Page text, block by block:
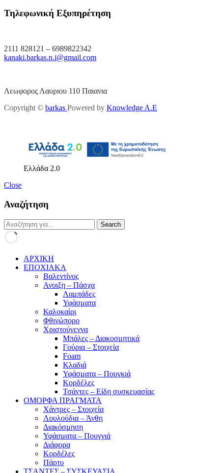
Τηλεφωνική Εξυπηρέτηση
2111 828121 – 6989822342
kanaki.barkas.n.i@gmail.com
Λεωφορος Λαυριου 110 Παιανια
Copyright © barkas Powered by Knowledge A.E
Ελλάδα 2.0
Close
Αναζήτηση
ΑΡΧΙΚΗ
ΕΠΟΧΙΑΚΑ
Βαλεντίνος
Ανοιξη – Πάσχα
Λαμπάδες
Υφάσματα
Καλοκαίρι
Φθινώπορο
Χριστούγεννα
Μπάλες – Διακοσμητικά
Γούρια – Στοιχεία
Foam
Κλαδιά
Υφάσματα – Πουγκιά
Κορδέλες
Τσάντες – Είδη συσκευασίας
ΟΜΟΡΦΑ ΠΡΑΓΜΑΤΑ
Χάντρες – Στοιχεία
Λουλούδια – Άνθη
Διακόσμηση
Υφάσματα – Πουγγιά
Διάφορα
Κορδέλες
Πάρτυ
ΤΣΑΝΤΕΣ – ΣΥΣΚΕΥΑΣΙΑ